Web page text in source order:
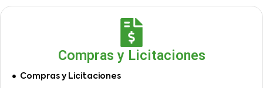
Compras y Licitaciones
Compras y Licitaciones